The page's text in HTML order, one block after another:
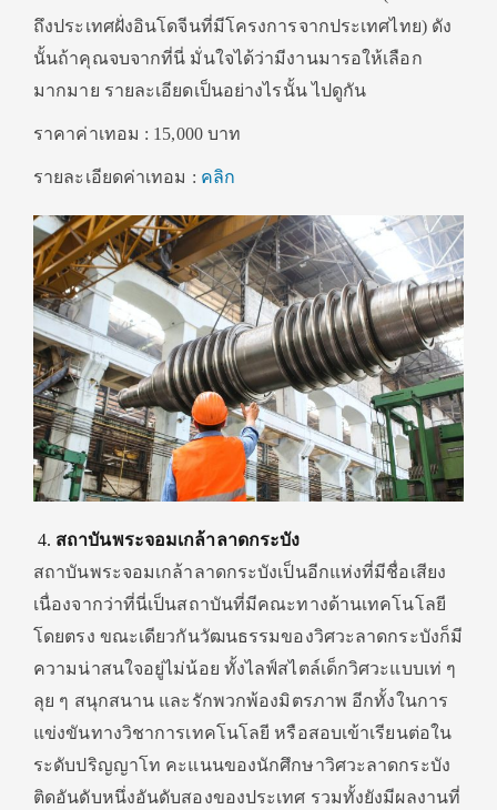
ถึงประเทศฝั่งอินโดจีนที่มีโครงการจากประเทศไทย) ดัง
นั้นถ้าคุณจบจากที่นี่ มั่นใจได้ว่ามีงานมารอให้เลือก
มากมาย รายละเอียดเป็นอย่างไรนั้น ไปดูกัน
ราคาค่าเทอม : 15,000 บาท
รายละเอียดค่าเทอม : คลิก
สถาบันพระจอมเกล้าลาดกระบัง
สถาบันพระจอมเกล้าลาดกระบังเป็นอีกแห่งที่มีชื่อเสียง
เนื่องจากว่าที่นี่เป็นสถาบันที่มีคณะทางด้านเทคโนโลยี
โดยตรง ขณะเดียวกันวัฒนธรรมของวิศวะลาดกระบังก็มี
ความน่าสนใจอยู่ไม่น้อย ทั้งไลฟ์สไตล์เด็กวิศวะแบบเท่ ๆ
ลุย ๆ สนุกสนาน และรักพวกพ้องมิตรภาพ อีกทั้งในการ
แข่งขันทางวิชาการเทคโนโลยี หรือสอบเข้าเรียนต่อใน
ระดับปริญญาโท คะแนนของนักศึกษาวิศวะลาดกระบัง
ติดอันดับหนึ่งอันดับสองของประเทศ รวมทั้งยังมีผลงานที่